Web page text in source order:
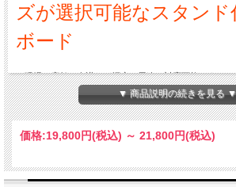
ズが選択可能なスタンド
ボード
●現場や店舗、会議など幅広い用途に対応可能です。
●ブラックボードは2サイズ(450×600mm，
こちらの商品は一部地域を除き送料無料です（沖縄と
■サイズ（W×H×D)
・最小時：410×1120×380mm
■開口サイズ：600～1025mm
■対応ボード厚み：25mm
▼ 商品説明の続きを見る ▼
価格:19,800円(税込) ～ 21,800円(税込)